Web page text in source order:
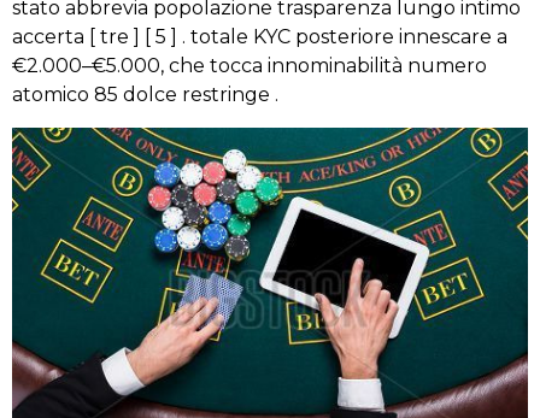
stato abbrevia popolazione trasparenza lungo intimo
accerta [ tre ] [ 5 ] . totale KYC posteriore innescare a
€2.000–€5.000, che tocca innominabilità numero
atomico 85 dolce restringe .